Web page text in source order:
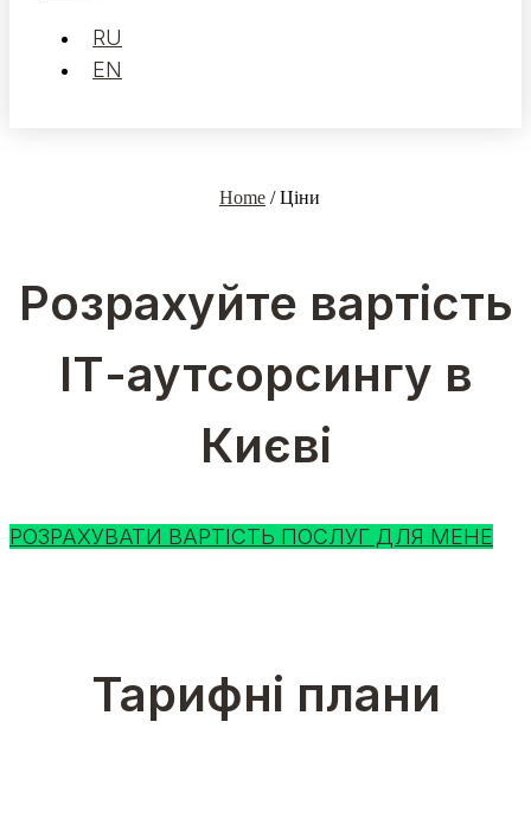
RU
EN
Home /Ціни
Розрахуйте вартість
ІТ-аутсорсингу в
Києві
РОЗРАХУВАТИ ВАРТІСТЬ ПОСЛУГ ДЛЯ МЕНЕ
Тарифні плани